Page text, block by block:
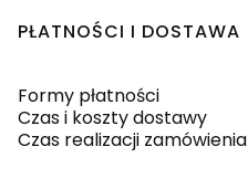
PŁATNOŚCI I DOSTAWA
Formy płatności
Czas i koszty dostawy
Czas realizacji zamówienia